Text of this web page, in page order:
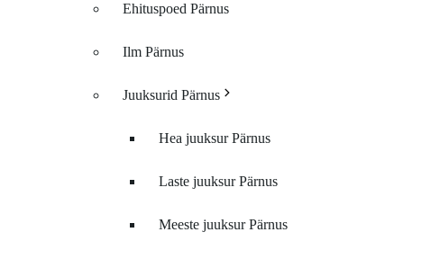
Ehituspoed Pärnus
Ilm Pärnus
Juuksurid Pärnus
Hea juuksur Pärnus
Laste juuksur Pärnus
Meeste juuksur Pärnus